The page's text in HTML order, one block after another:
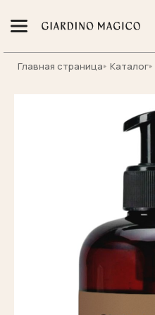
Главная страница Каталог